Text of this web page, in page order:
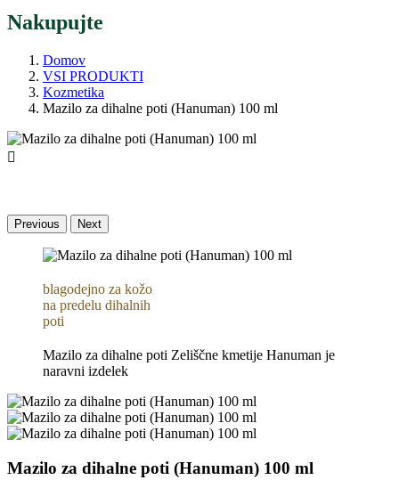
Nakupujte
Domov
VSI PRODUKTI
Kozmetika
Mazilo za dihalne poti (Hanuman) 100 ml

Previous Next
blagodejno za kožo
na predelu dihalnih
poti
Mazilo za dihalne poti Zeliščne kmetije Hanuman je
naravni izdelek
Mazilo za dihalne poti (Hanuman) 100 ml